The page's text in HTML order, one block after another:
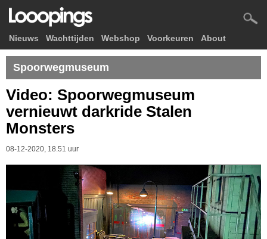
Nieuws Wachttijden Webshop Voorkeuren About
Spoorwegmuseum
Video: Spoorwegmuseum
vernieuwt darkride Stalen
Monsters
08-12-2020, 18.51 uur